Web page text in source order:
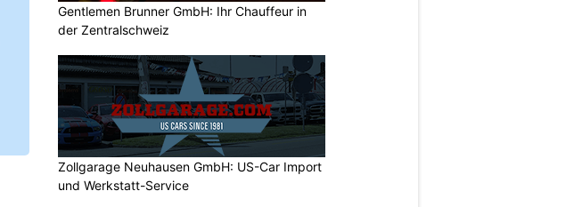
Gentlemen Brunner GmbH: Ihr Chauffeur in
der Zentralschweiz
Zollgarage Neuhausen GmbH: US-Car Import
und Werkstatt-Service